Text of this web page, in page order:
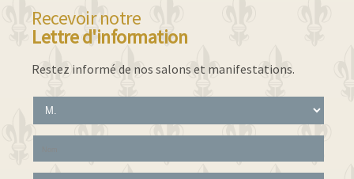
Recevoir notre
Lettre d'information
Restez informé de nos salons et manifestations.